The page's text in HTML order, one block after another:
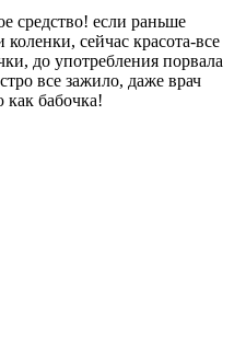
средство! если раньше
сейчас красота-все
до употребления порвала
все зажило, даже врач
как бабочка!